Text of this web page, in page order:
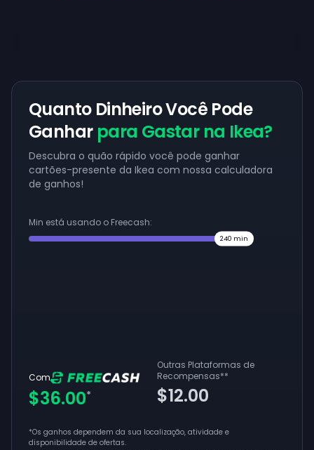
Quanto Dinheiro Você Pode
Ganhar para Gastar na Ikea?
Descubra o quão rápido você pode ganhar
cartões-presente da Ikea com nossa calculadora
de ganhos!
Min está usando o Freecash:
240 min
Com
$36.00*
Outras Plataformas de
Recompensas**
$12.00
*Os ganhos dependem da sua localização, atividade e
disponibilidade de ofertas.